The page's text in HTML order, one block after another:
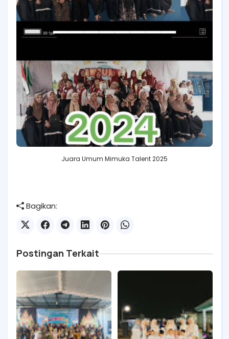
Juara Umum Mimuka Talent 2025
Bagikan:
Postingan Terkait